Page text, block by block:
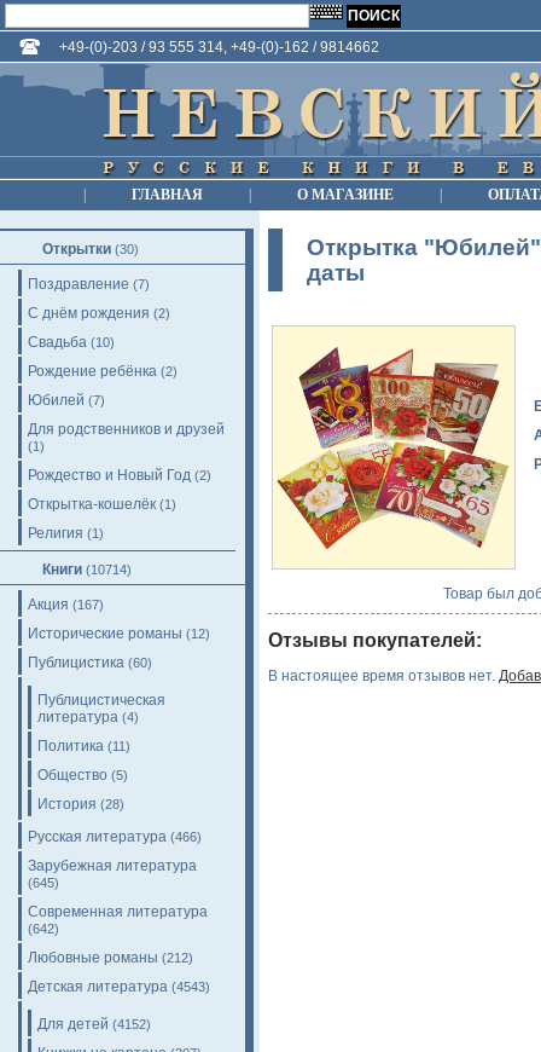
+49-(0)-203 / 93 555 314, +49-(0)-162 / 9814662
ГЛАВНАЯ О МАГАЗИНЕ
Открытки (30)
Поздравление (7)
С днём рождения (2)
Свадьба (10)
Рождение ребёнка (2)
Юбилей (7)
Для родственников и друзей
(1)
Рождество и Новый Год (2)
Открытка-кошелёк (1)
Религия (1)
Книги (10714)
Акция (167)
Исторические романы (12)
Публицистика (60)
Публицистическая
литература (4)
Политика (11)
Общество (5)
История (28)
Русская литература (466)
Зарубежная литература
(645)
Современная литература
(642)
Любовные романы (212)
Детская литература (4543)
Для детей (4152)
Открытка
даты
Товар был
Отзывы покупателей:
В настоящее время отзывов нет.